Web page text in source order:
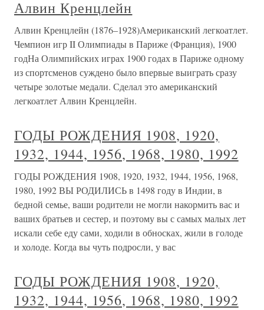
Алвин Кренцлейн
Алвин Кренцлейн (1876–1928)Американский легкоатлет.
Чемпион игр II Олимпиады в Париже (Франция), 1900
годНа Олимпийских играх 1900 годах в Париже одному
из спортсменов суждено было впервые выиграть сразу
четыре золотые медали. Сделал это американский
легкоатлет Алвин Кренцлейн.
ГОДЫ РОЖДЕНИЯ 1908, 1920,
1932, 1944, 1956, 1968, 1980, 1992
ГОДЫ РОЖДЕНИЯ 1908, 1920, 1932, 1944, 1956, 1968,
1980, 1992 ВЫ РОДИЛИСЬ в 1498 году в Индии, в
бедной семье, ваши родители не могли накормить вас и
ваших братьев и сестер, и поэтому вы с самых малых лет
искали себе еду сами, ходили в обносках, жили в голоде
и холоде. Когда вы чуть подросли, у вас
ГОДЫ РОЖДЕНИЯ 1908, 1920,
1932, 1944, 1956, 1968, 1980, 1992